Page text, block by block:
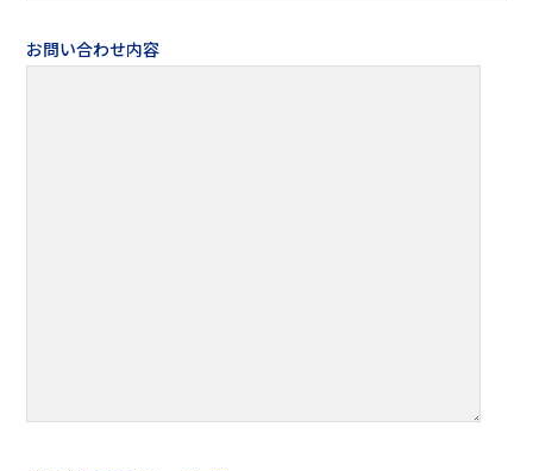
お問い合わせ内容